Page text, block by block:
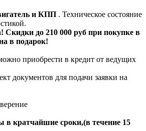
и КПП . Техническое состояние
Скидки до 210 000 руб при покупке в
в подарок!
приобрести в кредит от ведущих
документов для подачи заявки на
в кратчайшие сроки,(в течение 15